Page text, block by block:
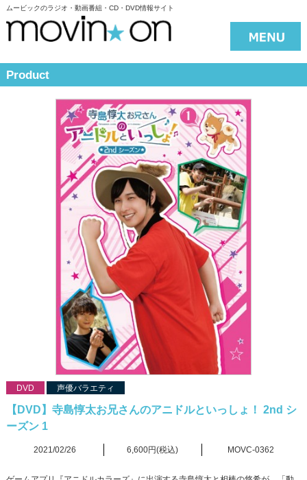
ムービックのラジオ・動画番組・CD・DVD情報サイト
Product
DVD 声優バラエティ
【DVD】寺島惇太お兄さんのアニドルといっしょ！ 2nd シ
ーズン 1
2021/02/26 6,600円(税込) MOVC-0362